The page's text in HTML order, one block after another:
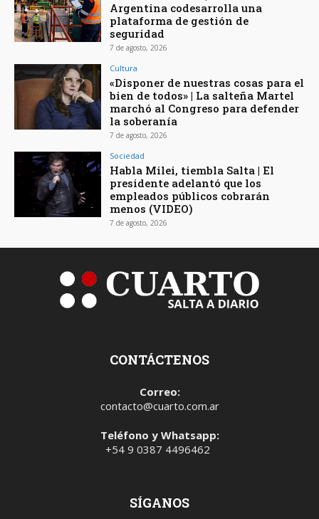
Argentina codesarrolla una
plataforma de gestión de
seguridad
7 de agosto, 2026
Cultura
«Disponer de nuestras cosas para el
bien de todos» | La salteña Martel
marchó al Congreso para defender
la soberanía
7 de agosto, 2026
Sociedad
Habla Milei, tiembla Salta | El
presidente adelantó que los
empleados públicos cobrarán
menos (VIDEO)
7 de agosto, 2026
CONTÁCTENOS
Correo:
contacto@cuarto.com.ar
Teléfono y Whatsapp:
+54 9 0387 4496462
SÍGANOS